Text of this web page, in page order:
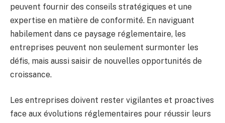
peuvent fournir des conseils stratégiques et une
expertise en matière de conformité. En naviguant
habilement dans ce paysage réglementaire, les
entreprises peuvent non seulement surmonter les
défis, mais aussi saisir de nouvelles opportunités de
croissance.
Les entreprises doivent rester vigilantes et proactives
face aux évolutions réglementaires pour réussir leurs